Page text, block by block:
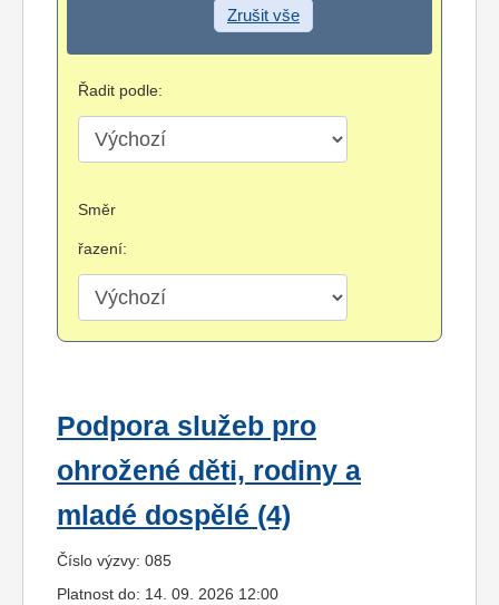
Zrušit vše
Řadit podle:
Směr
řazení:
Podpora služeb pro
ohrožené děti, rodiny a
mladé dospělé (4)
Číslo výzvy: 085
Platnost do: 14. 09. 2026 12:00